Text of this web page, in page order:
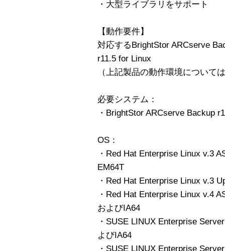
・大型ライブラリをサポート
【動作要件】
対応するBrightStor ARCserve
r11.5 for Linux
（上記製品の動作環境について
必要システム：
・BrightStor ARCserve Backup
OS：
・Red Hat Enterprise Linux v.3
EM64T
・Red Hat Enterprise Linux v.3
・Red Hat Enterprise Linux v.4
およびIA64
・SUSE LINUX Enterprise
よびIA64
・SUSE LINUX Enterprise